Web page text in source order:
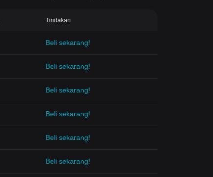
Tindakan
Beli sekarang!
Beli sekarang!
Beli sekarang!
Beli sekarang!
Beli sekarang!
Beli sekarang!